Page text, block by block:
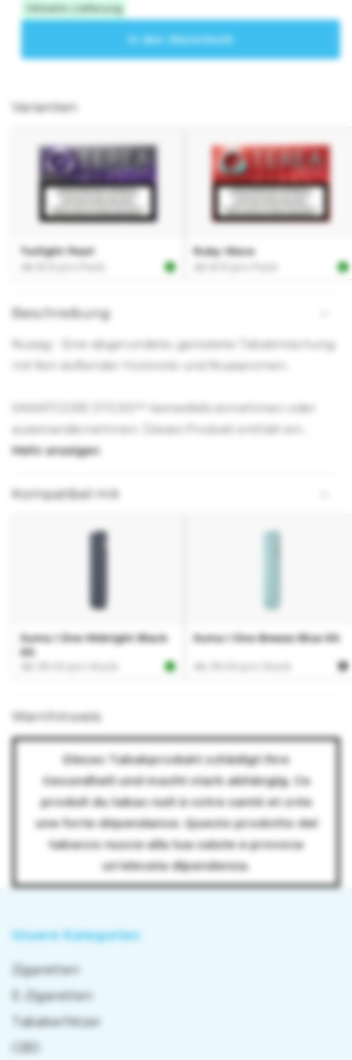
Varianten
Beschreibung
Nussig - Eine abgerundete, geröstete Tabakmischung
mit fein duftender Holznote und Nussaromen.
SMARTCORE STICKS™ keinesfalls einnehmen oder
auseinandernehmen. Dieses Produkt enthält ein
scharfes Metallteil, das bei Verschlucken zu schweren
Kompatibel mit
Warnhinweis
Dieses Tabakprodukt schädigt Ihre
Gesundheit und macht stark abhängig. Ce
produit du tabac nuit à votre santé et crée
une forte dépendance. Questo prodotto del
tabacco nuoce alla tua salute e provoca
un’elevata dipendenza.
Unsere Kategorien
Zigaretten
E-Zigaretten
Tabakerhitzer
CBD